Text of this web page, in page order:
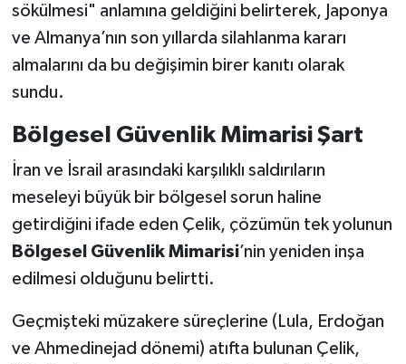
sökülmesi" anlamına geldiğini belirterek, Japonya
ve Almanya’nın son yıllarda silahlanma kararı
almalarını da bu değişimin birer kanıtı olarak
sundu.
Bölgesel Güvenlik Mimarisi Şart
İran ve İsrail arasındaki karşılıklı saldırıların
meseleyi büyük bir bölgesel sorun haline
getirdiğini ifade eden Çelik, çözümün tek yolunun
Bölgesel Güvenlik Mimarisi’nin yeniden inşa
edilmesi olduğunu belirtti.
Geçmişteki müzakere süreçlerine (Lula, Erdoğan
ve Ahmedinejad dönemi) atıfta bulunan Çelik,